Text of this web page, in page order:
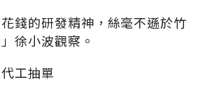
花錢的研發精神，絲毫不遜於竹
徐小波觀察。
工抽單